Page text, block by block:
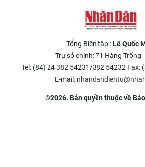
Tổng Biên tập :Lê Quốc
Trụ sở chính: 71 Hàng Trống
Tel: (84) 24 382 54231/382 54232 Fax:
E-mail:
©2026. Bản quyền thuộc về